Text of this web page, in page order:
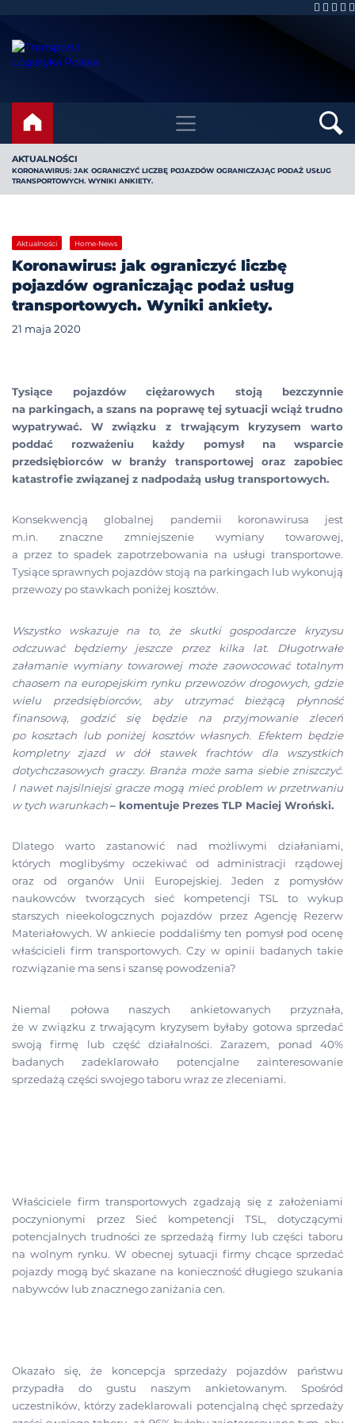
AKTUALNOŚCI
KORONAWIRUS: JAK OGRANICZYĆ LICZBĘ POJAZDÓW OGRANICZAJĄC PODAŻ USŁUG
TRANSPORTOWYCH. WYNIKI ANKIETY.
Aktualności Home-News
Koronawirus: jak ograniczyć liczbę
pojazdów ograniczając podaż usług
transportowych. Wyniki ankiety.
21 maja 2020
Tysiące pojazdów ciężarowych stoją bezczynnie
na parkingach, a szans na poprawę tej sytuacji wciąż trudno
wypatrywać. W związku z trwającym kryzysem warto
poddać rozważeniu każdy pomysł na wsparcie
przedsiębiorców w branży transportowej oraz zapobiec
katastrofie związanej z nadpodażą usług transportowych.
Konsekwencją globalnej pandemii koronawirusa jest
m.in. znaczne zmniejszenie wymiany towarowej,
a przez to spadek zapotrzebowania na usługi transportowe.
Tysiące sprawnych pojazdów stoją na parkingach lub wykonują
przewozy po stawkach poniżej kosztów.
Wszystko wskazuje na to, że skutki gospodarcze kryzysu
odczuwać będziemy jeszcze przez kilka lat. Długotrwałe
załamanie wymiany towarowej może zaowocować totalnym
chaosem na europejskim rynku przewozów drogowych, gdzie
wielu przedsiębiorców, aby utrzymać bieżącą płynność
finansową, godzić się będzie na przyjmowanie zleceń
po kosztach lub poniżej kosztów własnych. Efektem będzie
kompletny zjazd w dół stawek frachtów dla wszystkich
dotychczasowych graczy. Branża może sama siebie zniszczyć.
I nawet najsilniejsi gracze mogą mieć problem w przetrwaniu
w tych warunkach– komentuje Prezes TLP Maciej Wroński.
Dlatego warto zastanowić nad możliwymi działaniami,
których moglibyśmy oczekiwać od administracji rządowej
oraz od organów Unii Europejskiej. Jeden z pomysłów
naukowców tworzących sieć kompetencji TSL to wykup
starszych nieekologcznych pojazdów przez Agencję Rezerw
Materiałowych. W ankiecie poddaliśmy ten pomysł pod ocenę
właścicieli firm transportowych. Czy w opinii badanych takie
rozwiązanie ma sens i szansę powodzenia?
Niemal połowa naszych ankietowanych przyznała,
że w związku z trwającym kryzysem byłaby gotowa sprzedać
swoją firmę lub część działalności. Zarazem, ponad 40%
badanych zadeklarowało potencjalne zainteresowanie
sprzedażą części swojego taboru wraz ze zleceniami.
Właściciele firm transportowych zgadzają się z założeniami
poczynionymi przez Sieć kompetencji TSL, dotyczącymi
potencjalnych trudności ze sprzedażą firmy lub części taboru
na wolnym rynku. W obecnej sytuacji firmy chcące sprzedać
pojazdy mogą być skazane na konieczność długiego szukania
nabywców lub znacznego zaniżania cen.
Okazało się, że koncepcja sprzedaży pojazdów państwu
przypadła do gustu naszym ankietowanym. Spośród
uczestników, którzy zadeklarowali potencjalną chęć sprzedaży